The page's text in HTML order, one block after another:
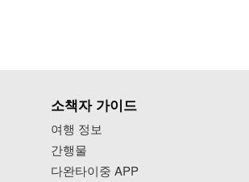
소책자 가이드
여행 정보
간행물
다완타이중 APP